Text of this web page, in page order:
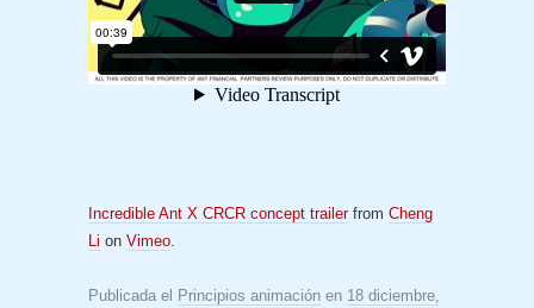
Incredible Ant X CRCR concept trailerfrom Cheng
Li on Vimeo.
Publicada el Principios animación en 18 diciembre,